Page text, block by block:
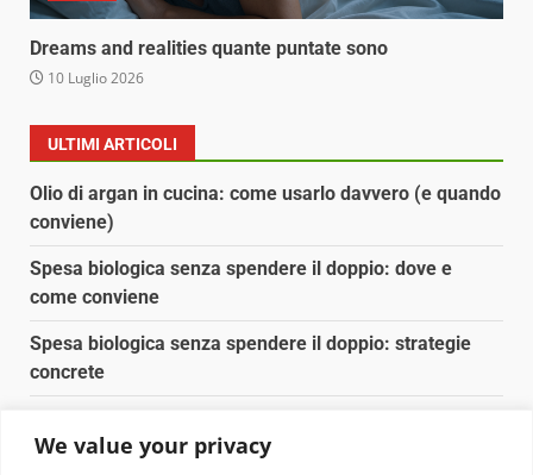
We value your privacy
Dreams and realities quante puntate sono
10 Luglio 2026
ULTIMI ARTICOLI
Olio di argan in cucina: come usarlo davvero (e quando
conviene)
Spesa biologica senza spendere il doppio: dove e
come conviene
Spesa biologica senza spendere il doppio: strategie
concrete
Pulizia naturale della casa: 3 ingredienti che